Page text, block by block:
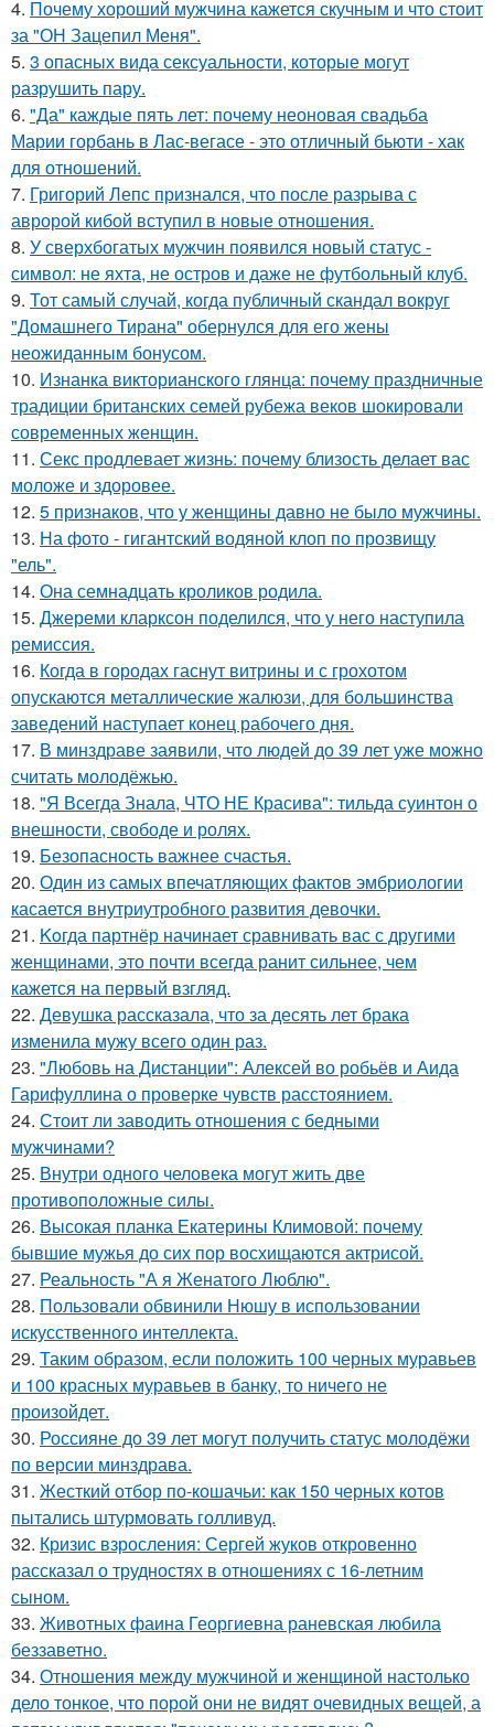
4. Почему хороший мужчина кажется скучным и что стоит
за "ОН Зацепил Меня".
5. 3 опасных вида сексуальности, которые могут
разрушить пару.
6. "Да" каждые пять лет: почему неоновая свадьба
Марии горбань в Лас-вегасе - это отличный бьюти - хак
для отношений.
7. Григорий Лепс признался, что после разрыва с
авророй кибой вступил в новые отношения.
8. У сверхбогатых мужчин появился новый статус -
символ: не яхта, не остров и даже не футбольный клуб.
9. Тот самый случай, когда публичный скандал вокруг
"Домашнего Тирана" обернулся для его жены
неожиданным бонусом.
10. Изнанка викторианского глянца: почему праздничные
традиции британских семей рубежа веков шокировали
современных женщин.
11. Секс продлевает жизнь: почему близость делает вас
моложе и здоровее.
12. 5 признаков, что у женщины давно не было мужчины.
13. На фото - гигантский водяной клоп по прозвищу
"ель".
14. Она семнадцать кроликов родила.
15. Джереми кларксон поделился, что у него наступила
ремиссия.
16. Когда в городах гаснут витрины и с грохотом
опускаются металлические жалюзи, для большинства
заведений наступает конец рабочего дня.
17. В минздраве заявили, что людей до 39 лет уже можно
считать молодёжью.
18. "Я Всегда Знала, ЧТО НЕ Красива": тильда суинтон о
внешности, свободе и ролях.
19. Безопасность важнее счастья.
20. Один из самых впечатляющих фактов эмбриологии
касается внутриутробного развития девочки.
21. Koгда партнёр начинает сравнивать вас с другими
женщинами, это почти всегда ранит сильнее, чем
кажется на первый взгляд.
22. Девушка рассказала, что за десять лет брака
изменила мужу всего один раз.
23. "Любовь на Дистанции": Алексей во робьёв и Аида
Гарифуллина о проверке чувств расстоянием.
24. Стоит ли заводить отношения с бедными
мужчинами?
25. Внутри одного человека могут жить две
противоположные силы.
26. Высокая планка Екатерины Климовой: почему
бывшие мужья до сих пор восхищаются актрисой.
27. Реальность "А я Женатого Люблю".
28. Пользовали обвинили Нюшу в использовании
искусственного интеллекта.
29. Таким образом, если положить 100 черных муравьев
и 100 красных муравьев в банку, то ничего не
произойдет.
30. Россияне до 39 лет могут получить статус молодёжи
по версии минздрава.
31. Жесткий отбор по-кошачьи: как 150 черных котов
пытались штурмовать голливуд.
32. Кризис взросления: Сергей жуков откровенно
рассказал о трудностях в отношениях с 16-летним
сыном.
33. Животных фаина Георгиевна раневская любила
беззаветно.
34. Отношения между мужчиной и женщиной настолько
дело тонкое, что порой они не видят очевидных вещей, а